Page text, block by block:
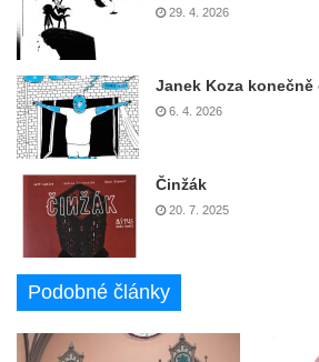
29. 4. 2026
Janek Koza konečně
6. 4. 2026
Činžák
20. 7. 2025
Podobné články